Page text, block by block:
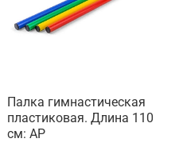
Палка гимнастическая
пластиковая. Длина 110
см: АР